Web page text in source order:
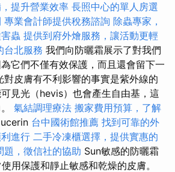
提升營業效率 長照中心的單人房選
專業會計師提供稅務諮詢 除蟲專家，
蟲 提供到府外燴服務，讓活動更輕
台北服務 我們向防曬霜展示了對我們
它們不僅有效保護，而且還會留下一
皮膚有不利影響的事實是紫外線的
見光（hevis）也會產生自由基，這
氣結調理療法 搬家費用預算，了解
台中國術館推薦 找到可靠的外
進行 二手冷凍櫃選擇，提供實惠的
題，徵信社的協助 Sun敏感的防曬霜
用保護和靜止敏感和乾燥的皮膚。